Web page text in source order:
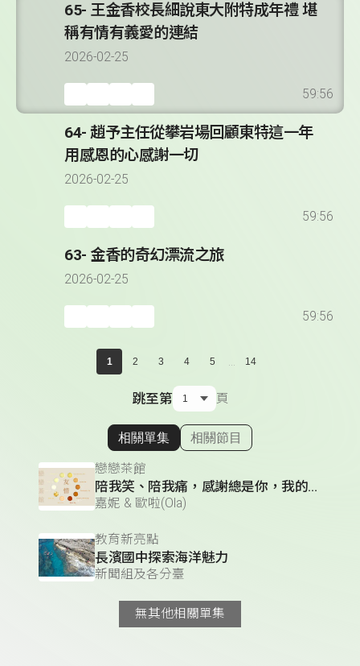
65- 王金香校長細說東大附特成年禮 堪
稱有情有義愛的連結
2026-02-25
59:56
64- 趙予主任從攀岩場回顧東特這一年
用感恩的心感謝一切
2026-02-25
59:56
63- 金香的奇幻漂流之旅
2026-02-25
59:56
1 2 3 4 5 ... 14
跳至第 頁
顯示相關單集
相關單集 相關節目
戀戀茶館
陪我笑、陪我痛，感謝總是你，我的朋友
嘉妮 & 歐啦(Ola)
教育新亮點
長濱國中探索海洋魅力
新聞組及各分臺
無其他相關單集